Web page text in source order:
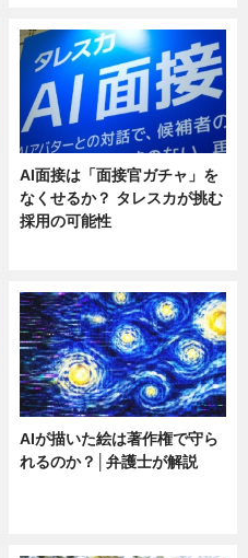
AI面接は「面接官ガチャ」を
なくせるか？ タレスカが挑む
採用の可能性
AIが描いた絵は著作権で守ら
れるのか？│弁護士が解説